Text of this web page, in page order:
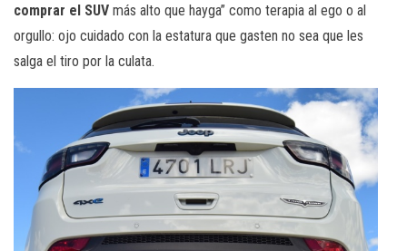
comprar el SUV más alto que hayga” como terapia al ego o al
orgullo: ojo cuidado con la estatura que gasten no sea que les
salga el tiro por la culata.